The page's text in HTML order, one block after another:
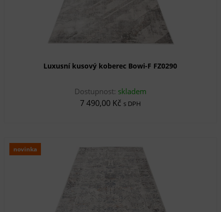
Luxusní kusový koberec Bowi-F FZ0290
Dostupnost: skladem
7 490,00 Kč s DPH
novinka